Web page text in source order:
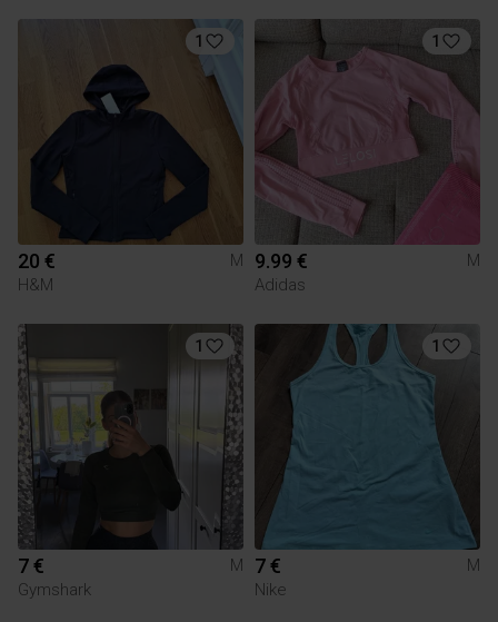
1
20 €
M
H&M
1
9.99 €
M
Adidas
1
7 €
M
Gymshark
1
7 €
M
Nike